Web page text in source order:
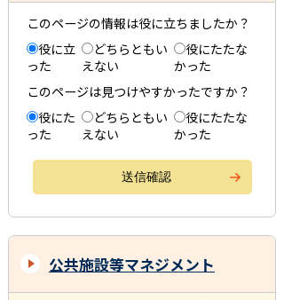
このページの情報は役に立ちましたか？
役に立
った
どちらともい
えない
役にたたな
かった
このページは見つけやすかったですか？
役にた
った
どちらともい
えない
役にたたな
かった
公共施設等マネジメント